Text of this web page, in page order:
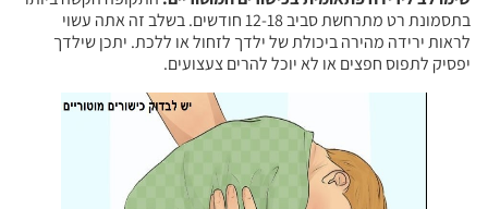
בתסמונת רט מתרחשת סביב 12-18 חודשים. בשלב זה אתה עשוי
לראות ירידה מהירה ביכולת של ילדך לזחול או ללכת. יתכן שילדך
יפסיק לתפוס חפצים או לא יוכל להרים צעצועים.